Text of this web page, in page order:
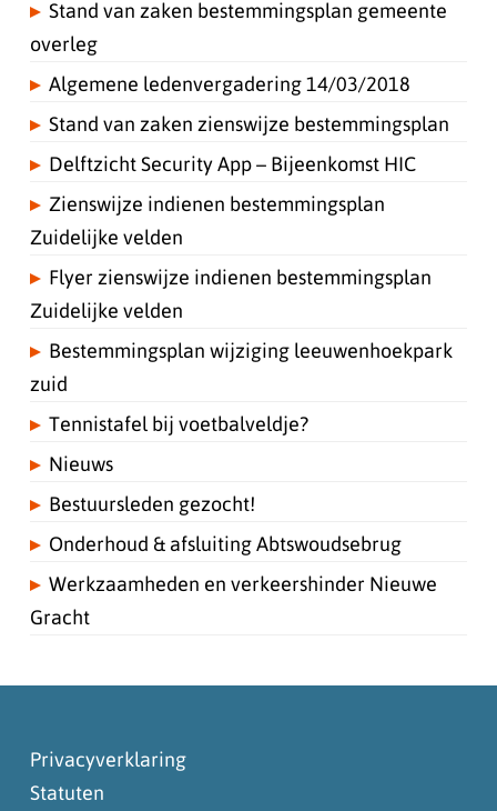
Stand van zaken bestemmingsplan gemeente
overleg
Algemene ledenvergadering 14/03/2018
Stand van zaken zienswijze bestemmingsplan
Delftzicht Security App – Bijeenkomst HIC
Zienswijze indienen bestemmingsplan
Zuidelijke velden
Flyer zienswijze indienen bestemmingsplan
Zuidelijke velden
Bestemmingsplan wijziging leeuwenhoekpark
zuid
Tennistafel bij voetbalveldje?
Nieuws
Bestuursleden gezocht!
Onderhoud & afsluiting Abtswoudsebrug
Werkzaamheden en verkeershinder Nieuwe
Gracht
Privacyverklaring
Statuten